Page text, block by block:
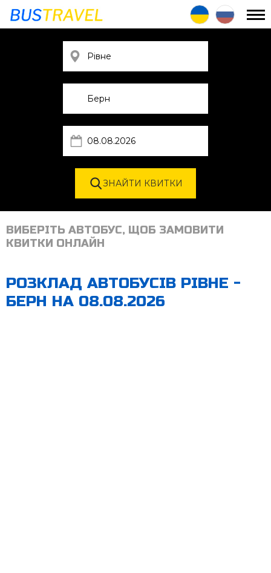
ВИБЕРІТЬ АВТОБУС, ЩОБ ЗАМОВИТИ
КВИТКИ ОНЛАЙН
РОЗКЛАД АВТОБУСІВ РІВНЕ -
БЕРН НА 08.08.2026